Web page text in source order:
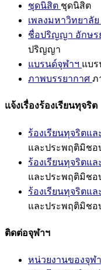
ชุดนิสิต ชุดนิสิต
เพลงมหาวิทยาลัย
ชื่อปริญญา อักษ
ปริญญา
แบรนด์จุฬาฯ แบร
ภาพบรรยากาศ ภ
แจ้งเรื่องร้องเรียนทุจริต
ร้องเรียนทุจริตแ
และประพฤติมิชอ
ร้องเรียนทุจริตแ
และประพฤติมิชอ
ร้องเรียนทุจริตแ
และประพฤติมิชอ
ติดต่อจุฬาฯ
หน่วยงานของจุฬ